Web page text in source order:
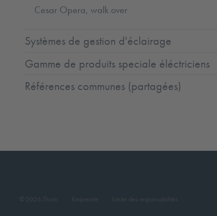
Cesar Opera, walk over
Systèmes de gestion d'éclairage
Gamme de produits speciale éléctriciens
Références communes (partagées)